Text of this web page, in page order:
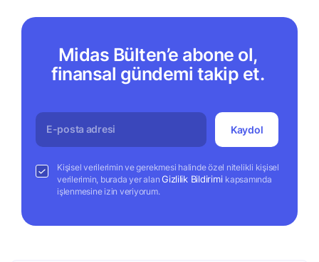
Midas Bülten’e abone ol,
finansal gündemi takip et.
Kaydol
Kişisel verilerimin ve gerekmesi halinde özel nitelikli kişisel
verilerimin, burada yer alanGizlilik Bildirimi kapsamında
işlenmesine izin veriyorum.